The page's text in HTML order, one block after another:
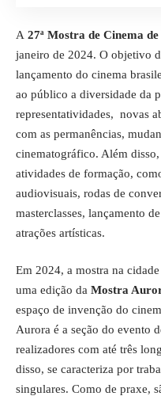
A 27ª Mostra de Cinema
janeiro de 2024. O objetivo
lançamento do cinema
ao público a diversidade da
representatividades, novas
com as permanências,
cinematográfico. Além
atividades de formação,
audiovisuais, rodas de
masterclasses, lançamento
atrações artísticas.
Em 2024, a mostra na
uma edição da Mostra
espaço de invenção do
Aurora ­é a seção do evento
realizadores com até três
disso, se caracteriza por
singulares. Como de praxe,